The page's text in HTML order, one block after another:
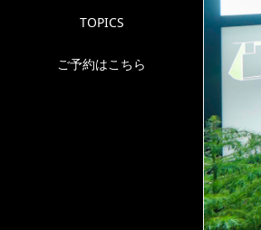
TOPICS
ご予約はこちら